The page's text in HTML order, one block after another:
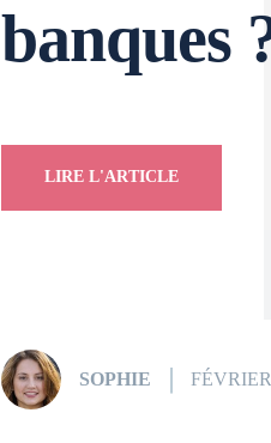
banques
LIRE L'ARTICLE
SOPHIE